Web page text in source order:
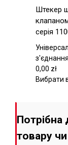
Штекер
серія
0,00 zł
Вибрати
Потрібна
товару